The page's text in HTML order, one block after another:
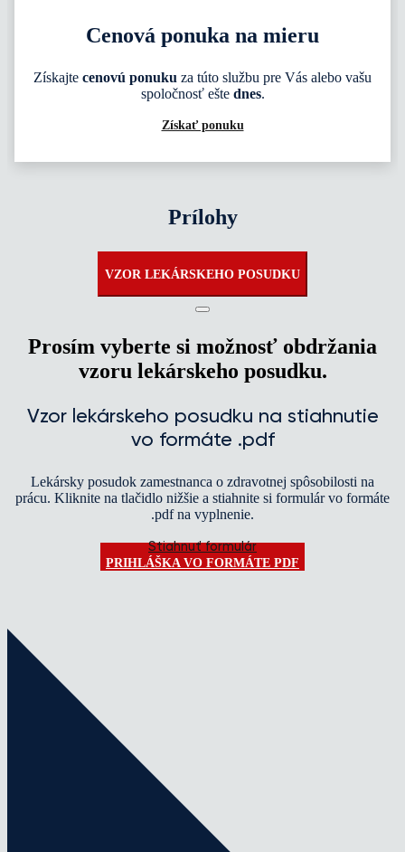
Cenová ponuka na mieru
Získajte cenovú ponuku za túto službu pre Vás alebo vašu
spoločnosť ešte dnes.
Získať ponuku
Prílohy
VZOR LEKÁRSKEHO POSUDKU
Prosím vyberte si možnosť obdržania
vzoru lekárskeho posudku.
Vzor lekárskeho posudku na stiahnutie
vo formáte .pdf
Lekársky posudok zamestnanca o zdravotnej spôsobilosti na
prácu. Kliknite na tlačidlo nižšie a stiahnite si formulár vo formáte
.pdf na vyplnenie.
Stiahnuť formulár
PRIHLÁŠKA VO FORMÁTE PDF